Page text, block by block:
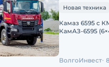
Новая техника
Камаз 6595 с
КамАЗ-6595
ВолгоИнвест